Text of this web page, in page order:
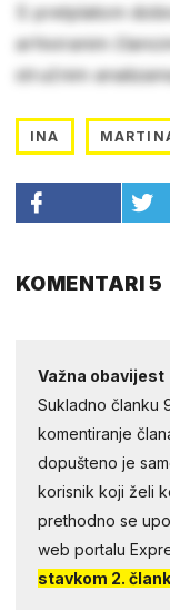
S pretplatom
arhiviranim
stručnim
INA
KOMENTARI 5
Važna obavijest
Sukladno članku
komentiranje
dopušteno je
korisnik koji želi
prethodno se
web portalu
stavkom 2.